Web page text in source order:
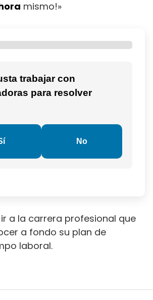
mismo!»
trabajar con
para resolver
No
a la carrera profesional que
a fondo su plan de
laboral.